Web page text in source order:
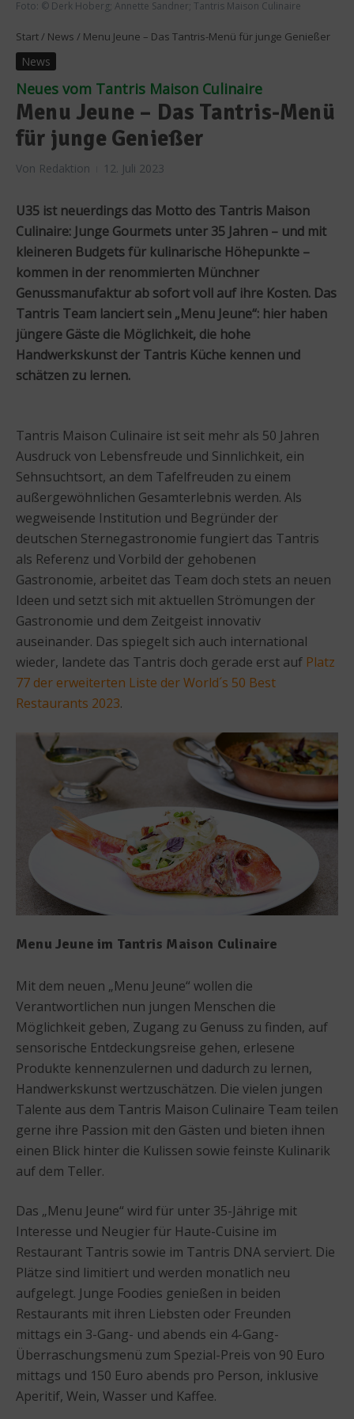
Foto: © Derk Hoberg; Annette Sandner; Tantris Maison Culinaire
Start / News / Menu Jeune – Das Tantris-Menü für junge Genießer
News
Neues vom Tantris Maison Culinaire
Menu Jeune – Das Tantris-Menü
für junge Genießer
Von Redaktion 12. Juli 2023
U35 ist neuerdings das Motto des Tantris Maison
Culinaire: Junge Gourmets unter 35 Jahren – und mit
kleineren Budgets für kulinarische Höhepunkte –
kommen in der renommierten Münchner
Genussmanufaktur ab sofort voll auf ihre Kosten. Das
Tantris Team lanciert sein „Menu Jeune“: hier haben
jüngere Gäste die Möglichkeit, die hohe
Handwerkskunst der Tantris Küche kennen und
schätzen zu lernen.
Tantris Maison Culinaire ist seit mehr als 50 Jahren
Ausdruck von Lebensfreude und Sinnlichkeit, ein
Sehnsuchtsort, an dem Tafelfreuden zu einem
außergewöhnlichen Gesamterlebnis werden. Als
wegweisende Institution und Begründer der
deutschen Sternegastronomie fungiert das Tantris
als Referenz und Vorbild der gehobenen
Gastronomie, arbeitet das Team doch stets an neuen
Ideen und setzt sich mit aktuellen Strömungen der
Gastronomie und dem Zeitgeist innovativ
auseinander. Das spiegelt sich auch international
wieder, landete das Tantris doch gerade erst auf Platz
77 der erweiterten Liste der World´s 50 Best
Restaurants 2023.
Menu Jeune im Tantris Maison Culinaire
Mit dem neuen „Menu Jeune“ wollen die
Verantwortlichen nun jungen Menschen die
Möglichkeit geben, Zugang zu Genuss zu finden, auf
sensorische Entdeckungsreise gehen, erlesene
Produkte kennenzulernen und dadurch zu lernen,
Handwerkskunst wertzuschätzen. Die vielen jungen
Talente aus dem Tantris Maison Culinaire Team teilen
gerne ihre Passion mit den Gästen und bieten ihnen
einen Blick hinter die Kulissen sowie feinste Kulinarik
auf dem Teller.
Das „Menu Jeune“ wird für unter 35-Jährige mit
Interesse und Neugier für Haute-Cuisine im
Restaurant Tantris sowie im Tantris DNA serviert. Die
Plätze sind limitiert und werden monatlich neu
aufgelegt. Junge Foodies genießen in beiden
Restaurants mit ihren Liebsten oder Freunden
mittags ein 3-Gang- und abends ein 4-Gang-
Überraschungsmenü zum Spezial-Preis von 90 Euro
mittags und 150 Euro abends pro Person, inklusive
Aperitif, Wein, Wasser und Kaffee.